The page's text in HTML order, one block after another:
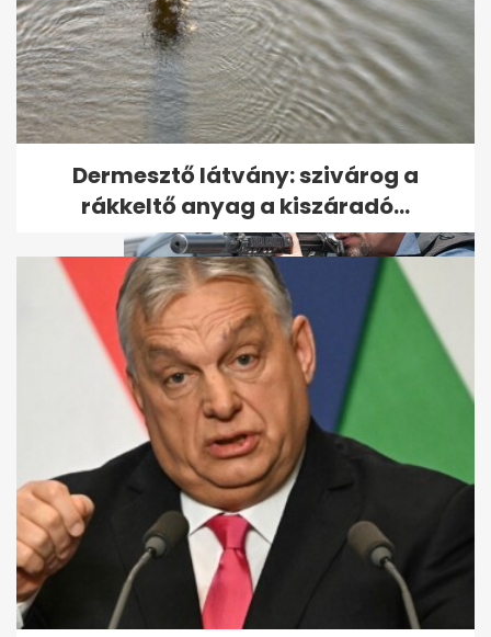
Brutális gyilkosság áldozata
lett egy nő Martfűn – ezt a...
A legkeményebb bérgyilkosról
szóló film szegez este a
képernyő...
Dermesztő látvány: szivárog a
rákkeltő anyag a kiszáradó...